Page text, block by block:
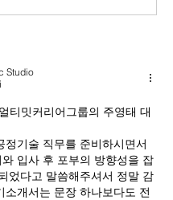
Studio
티밋커리어그룹의 주영태 대
정기술 직무를 준비하시면서
입사 후 포부의 방향성을 잡
었다고 말씀해주셔서 정말 감
소개서는 문장 하나보다도 전